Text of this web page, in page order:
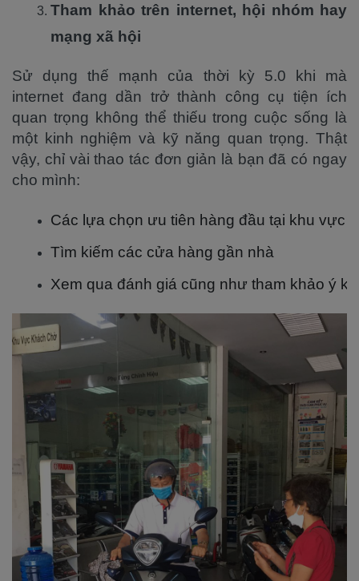
Tham khảo trên internet, hội nhóm hay
mạng xã hội
Sử dụng thế mạnh của thời kỳ 5.0 khi mà
internet đang dần trở thành công cụ tiện ích
quan trọng không thể thiếu trong cuộc sống là
một kinh nghiệm và kỹ năng quan trọng. Thật
vậy, chỉ vài thao tác đơn giản là bạn đã có ngay
cho mình:
Các lựa chọn ưu tiên hàng đầu tại khu vực
Tìm kiếm các cửa hàng gần nhà
Xem qua đánh giá cũng như tham khảo ý